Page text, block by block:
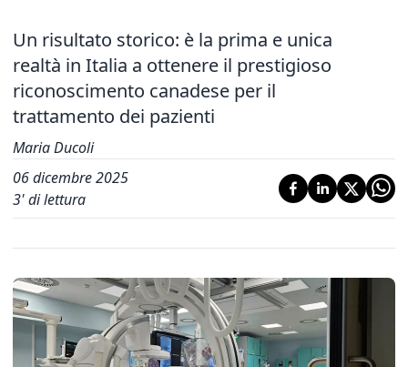
Un risultato storico: è la prima e unica
realtà in Italia a ottenere il prestigioso
riconoscimento canadese per il
trattamento dei pazienti
Maria Ducoli
06 dicembre 2025
3' di lettura